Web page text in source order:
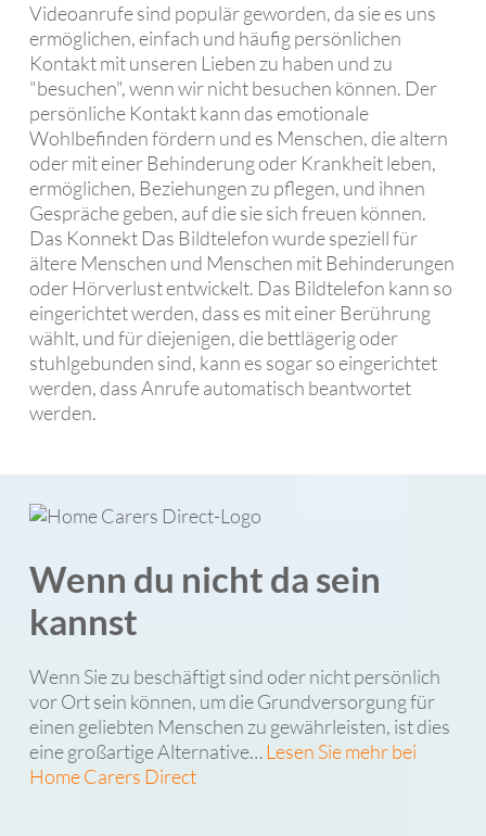
Videoanrufe sind populär geworden, da sie es uns
ermöglichen, einfach und häufig persönlichen
Kontakt mit unseren Lieben zu haben und zu
"besuchen", wenn wir nicht besuchen können. Der
persönliche Kontakt kann das emotionale
Wohlbefinden fördern und es Menschen, die altern
oder mit einer Behinderung oder Krankheit leben,
ermöglichen, Beziehungen zu pflegen, und ihnen
Gespräche geben, auf die sie sich freuen können.
Das Konnekt Das Bildtelefon wurde speziell für
ältere Menschen und Menschen mit Behinderungen
oder Hörverlust entwickelt. Das Bildtelefon kann so
eingerichtet werden, dass es mit einer Berührung
wählt, und für diejenigen, die bettlägerig oder
stuhlgebunden sind, kann es sogar so eingerichtet
werden, dass Anrufe automatisch beantwortet
werden.
Wenn du nicht da sein
kannst
Wenn Sie zu beschäftigt sind oder nicht persönlich
vor Ort sein können, um die Grundversorgung für
einen geliebten Menschen zu gewährleisten, ist dies
eine großartige Alternative…Lesen Sie mehr bei
Home Carers Direct